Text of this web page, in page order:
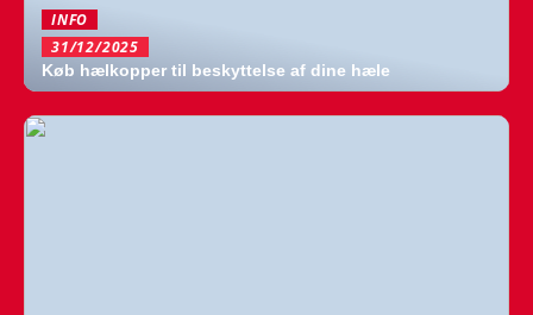
INFO
31/12/2025
Køb hælkopper til beskyttelse af dine hæle